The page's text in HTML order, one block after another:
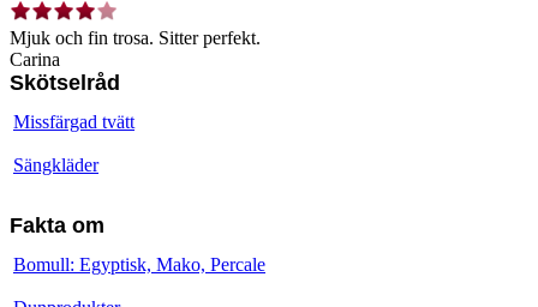
Mjuk och fin trosa. Sitter perfekt.
Carina
Skötselråd
Missfärgad tvätt
Sängkläder
Fakta om
Bomull: Egyptisk, Mako, Percale